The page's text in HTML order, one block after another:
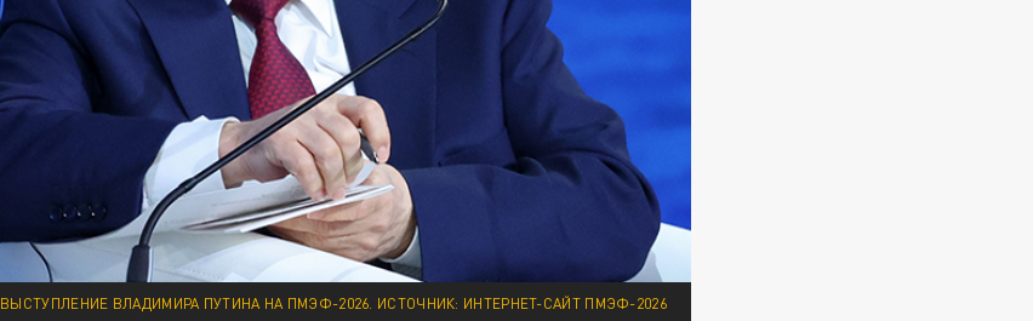
ВЫСТУПЛЕНИЕ ВЛАДИМИРА ПУТИНА НА ПМЭФ-2026. ИСТОЧНИК: ИНТЕРНЕТ-САЙТ ПМЭФ-2026